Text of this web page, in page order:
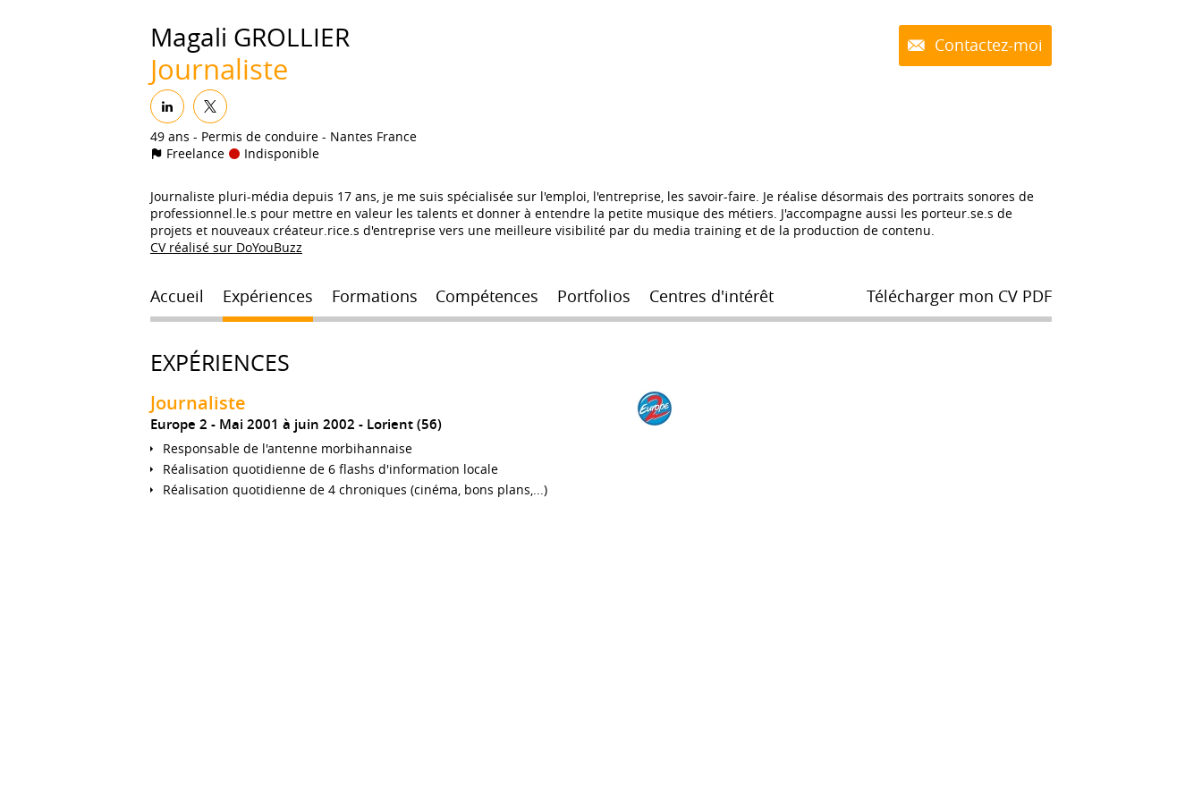
Magali GROLLIER
Journaliste
49 ans Permis de conduire
Nantes France
Freelance
Indisponible
Contactez-moi
Journaliste pluri-média depuis 17 ans, je me suis spécialisée sur l'emploi, l'entreprise, les savoir-faire. Je réalise désormais des portraits sonores de
professionnel.le.s pour mettre en valeur les talents et donner à entendre la petite musique des métiers. J'accompagne aussi les porteur.se.s de
projets et nouveaux créateur.rice.s d'entreprise vers une meilleure visibilité par du media training et de la production de contenu.
CV réalisé sur DoYouBuzz
Accueil Expériences Formations Compétences Portfolios Centres d'intérêt Télécharger mon CV PDF
EXPÉRIENCES
Journaliste
Europe 2 Mai 2001 à juin 2002 Lorient (56)
Responsable de l'antenne morbihannaise
Réalisation quotidienne de 6 flashs d'information locale
Réalisation quotidienne de 4 chroniques (cinéma, bons plans,...)